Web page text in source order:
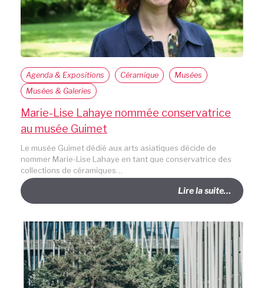
Agenda & Expositions Céramique
Musées
Musées & Galeries
Marie-Lise Lahaye nommée conservatrice
au musée Guimet
Le musée Guimet dédié aux arts asiatiques décide de
nommer Marie-Lise Lahaye en tant que conservatrice des
collections de céramiques…
Lire la suite…